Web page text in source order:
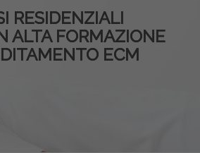
RESIDENZIALI
ALTA FORMAZIONE
ECM